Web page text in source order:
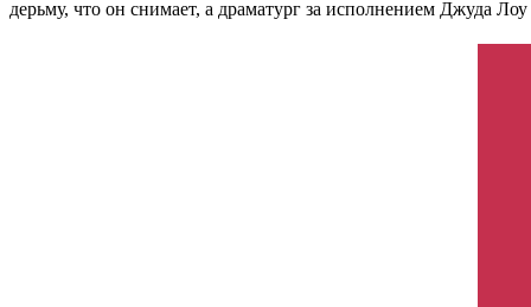
дерьму, что он снимает, а драматург за исполнением Джуда Лоу